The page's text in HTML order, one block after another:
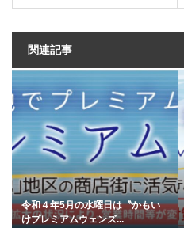
関連記事
令和４年5月の水曜日は〝かもい
けプレミアムウェンズ...